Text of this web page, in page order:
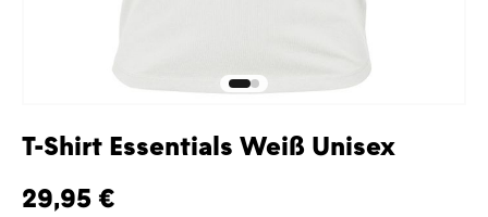
T-Shirt Essentials Weiß Unisex
29,95 €